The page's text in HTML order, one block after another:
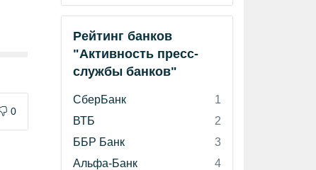
0
Рейтинг банков
"Активность пресс-
службы банков"
СберБанк
1
ВТБ
2
ББР Банк
3
Альфа-Банк
4